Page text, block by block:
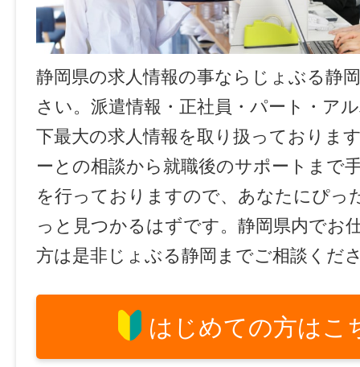
静岡県の求人情報の事ならじょぶる静
さい。派遣情報・正社員・パート・ア
下最大の求人情報を取り扱っておりま
ーとの相談から就職後のサポートまで
を行っておりますので、あなたにぴっ
っと見つかるはずです。静岡県内でお
方は是非じょぶる静岡までご相談くだ
はじめての方はこ